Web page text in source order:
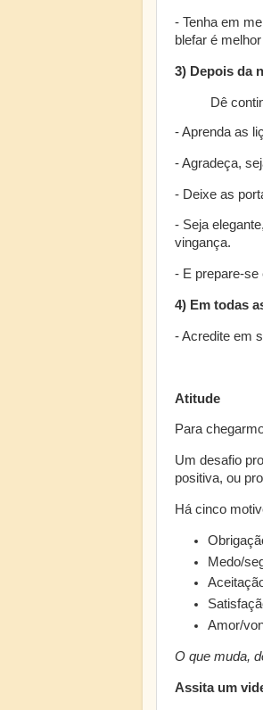
- Tenha em
blefar é
3) Depois da
Dê
- Aprenda as
- Agradeça,
- Deixe as
- Seja
vingança.
- E prepare-se
4) Em todas
- Acredite em
Atitude
Para
Um desafio
positiva, ou
Há cinco
Medo/
Amor/
O que muda,
Assita um